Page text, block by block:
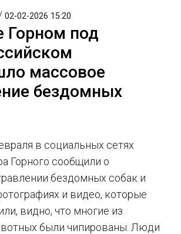
02-02-2026 15:20
Горном под
массовое
бездомных
в социальных сетях
Горного сообщили о
бездомных собак и
и видео, которые
видно, что многие из
были чипированы. Люди